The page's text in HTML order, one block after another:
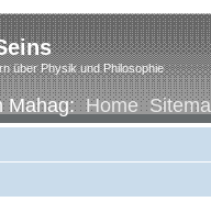
über Physik und Philosophie
Mahag:Home